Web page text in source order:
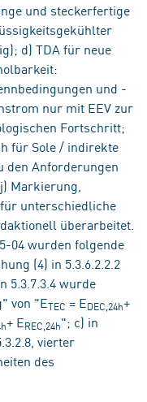
und steckerfertige
d) TDA für neue
und -
nur mit EEV zur
Fortschritt;
für Sole / indirekte
Anforderungen
Markierung,
unterschiedliche
überarbeitet.
04 wurden folgende
(4) in 5.3.6.2.2.2
5.3.7.3.4 wurde
von "ETEC = EDEC,24h+
+ EREC,24h"; c) in
vierter
des